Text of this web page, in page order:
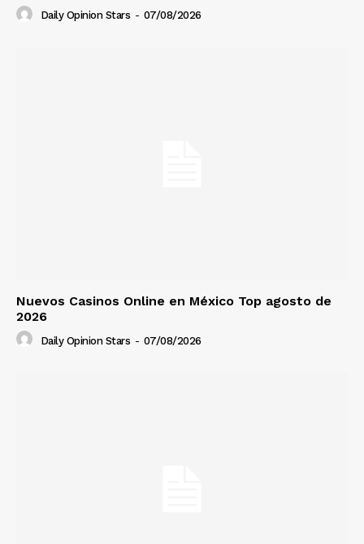
Daily Opinion Stars - 07/08/2026
Nuevos Casinos Online en México Top agosto de
2026
Daily Opinion Stars - 07/08/2026